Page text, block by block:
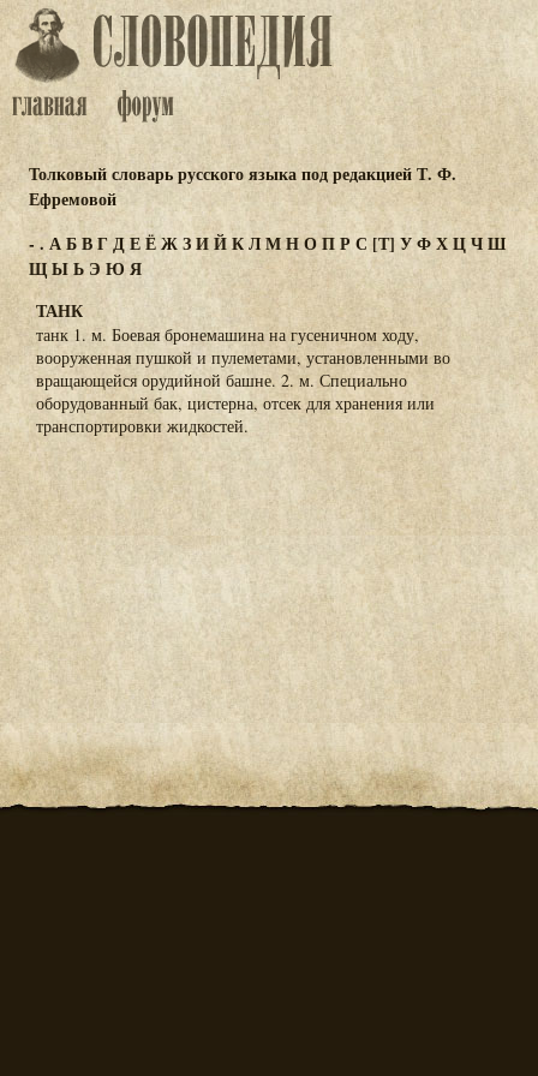
Толковый словарь русского языка под редакцией Т. Ф.
Ефремовой
- . АБВГДЕЁЖЗИЙКЛМНОПР С [Т] УФХЦЧШ
ЩЫЬЭ ЮЯ
ТАНК
танк 1. м. Боевая бронемашина на гусеничном ходу,
вооруженная пушкой и пулеметами, установленными во
вращающейся орудийной башне. 2. м. Специально
оборудованный бак, цистерна, отсек для хранения или
транспортировки жидкостей.